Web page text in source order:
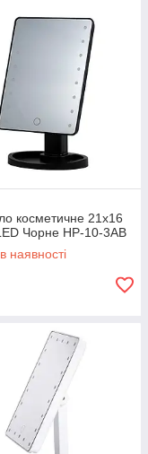
косметичне 21х16
Чорне HP-10-3AB
наявності